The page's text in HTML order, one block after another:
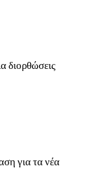
για τα νέα